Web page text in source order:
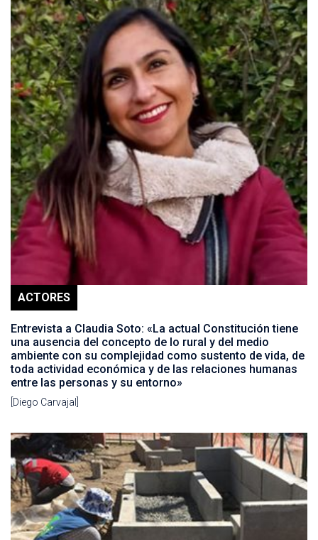
ACTORES
Entrevista a Claudia Soto: «La actual Constitución tiene
una ausencia del concepto de lo rural y del medio
ambiente con su complejidad como sustento de vida, de
toda actividad económica y de las relaciones humanas
entre las personas y su entorno»
[Diego Carvajal]